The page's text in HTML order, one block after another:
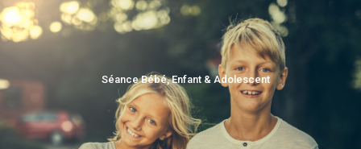
Séance Bébé, Enfant & Adolescent